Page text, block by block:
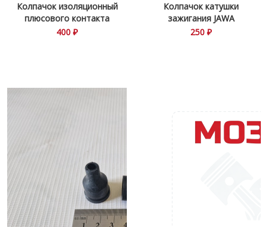
Колпачок изоляционный
плюсового контакта
400 ₽
Колпачок катушки
зажигания JAWA
360\634\638
250 ₽